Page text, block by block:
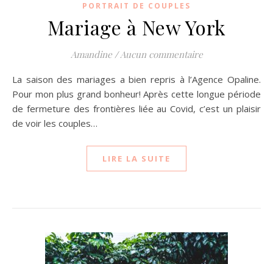
PORTRAIT DE COUPLES
Mariage à New York
Amandine /Aucun commentaire
La saison des mariages a bien repris à l’Agence Opaline.
Pour mon plus grand bonheur! Après cette longue période
de fermeture des frontières liée au Covid, c’est un plaisir
de voir les couples…
LIRE LA SUITE